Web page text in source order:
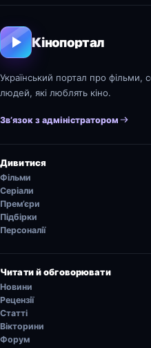
Кінопортал
Український портал про фільми,
людей, які люблять кіно.
Зв’язок з адміністратором
Дивитися
Фільми
Серіали
Прем’єри
Підбірки
Персоналії
Читати й обговорювати
Новини
Рецензії
Статті
Вікторини
Форум